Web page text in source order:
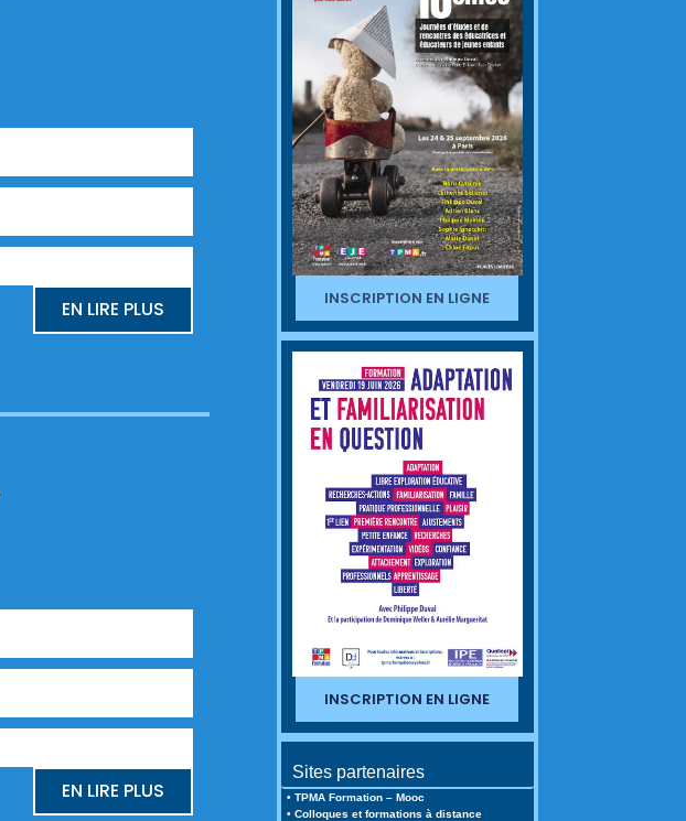
EN LIRE PLUS
EN LIRE PLUS
INSCRIPTION EN LIGNE
INSCRIPTION EN LIGNE
Sites partenaires
• TPMA Formation – Mooc
• Colloques et formations à distance